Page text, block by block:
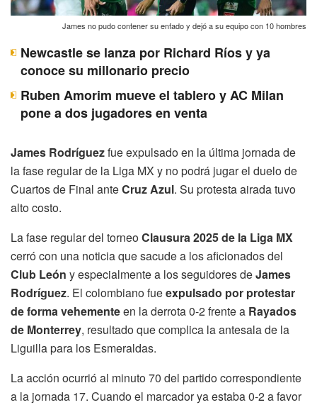
James no pudo contener su enfado y dejó a su equipo con 10 hombres
Newcastle se lanza por Richard Ríos y ya
conoce su millonario precio
Ruben Amorim mueve el tablero y AC Milan
pone a dos jugadores en venta
James Rodríguezfue expulsado en la última jornada de
la fase regular de la Liga MX y no podrá jugar el duelo de
Cuartos de Final anteCruz Azul. Su protesta airada tuvo
alto costo.
La fase regular del torneoClausura 2025 de la Liga MX
cerró con una noticia que sacude a los aficionados del
Club León y especialmente a los seguidores deJames
Rodríguez. El colombiano fueexpulsado por protestar
de forma vehementeen la derrota 0-2 frente a Rayados
de Monterrey, resultado que complica la antesala de la
Liguilla para los Esmeraldas.
La acción ocurrió al minuto 70 del partido correspondiente
a la jornada 17. Cuando el marcador ya estaba 0-2 a favor